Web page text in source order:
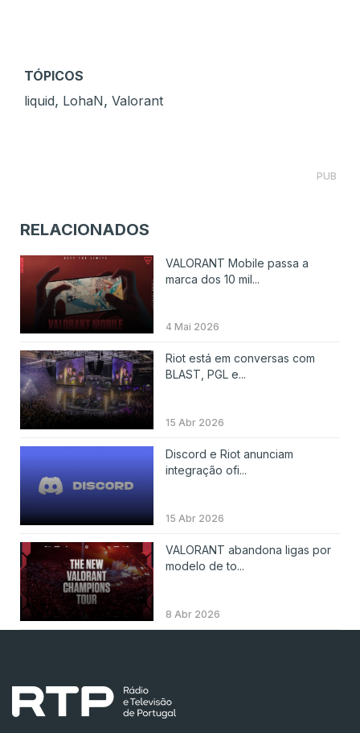
TÓPICOS
liquid, LohaN, Valorant
PUB
RELACIONADOS
VALORANT Mobile passa a
marca dos 10 mil...
4 Mai 2026
Riot está em conversas com
BLAST, PGL e...
15 Abr 2026
Discord e Riot anunciam
integração ofi...
15 Abr 2026
VALORANT abandona ligas por
modelo de to...
8 Abr 2026